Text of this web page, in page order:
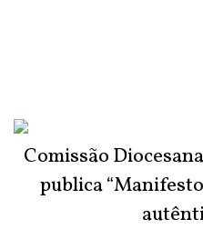
Comissão
publica